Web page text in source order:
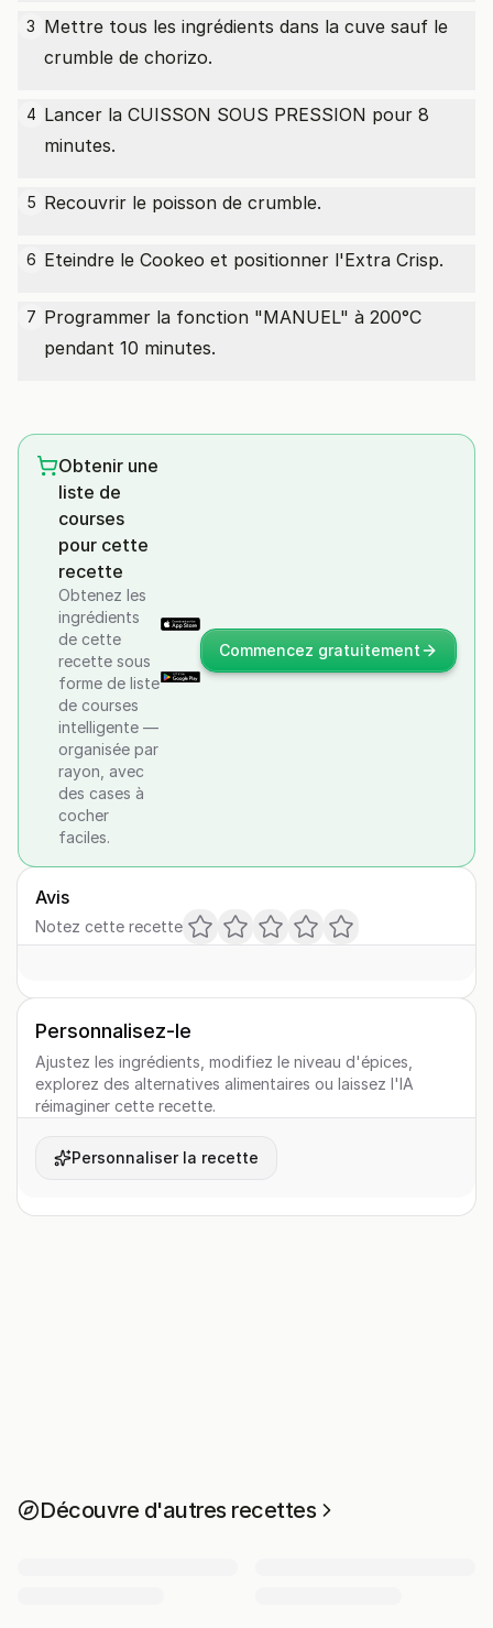
3 Mettre tous les ingrédients dans la cuve sauf le
crumble de chorizo.
4 Lancer la CUISSON SOUS PRESSION pour 8
minutes.
5 Recouvrir le poisson de crumble.
6 Eteindre le Cookeo et positionner l'Extra Crisp.
7 Programmer la fonction "MANUEL" à 200°C
pendant 10 minutes.
Obtenir une
liste de
courses
pour cette
recette
Obtenez les
ingrédients
de cette
recette sous
forme de liste
de courses
intelligente —
organisée par
rayon, avec
des cases à
cocher
faciles.
Commencez gratuitement
Avis
Notez cette recette
Personnalisez-le
Ajustez les ingrédients, modifiez le niveau d'épices,
explorez des alternatives alimentaires ou laissez l'IA
réimaginer cette recette.
Personnaliser la recette
Découvre d'autres recettes